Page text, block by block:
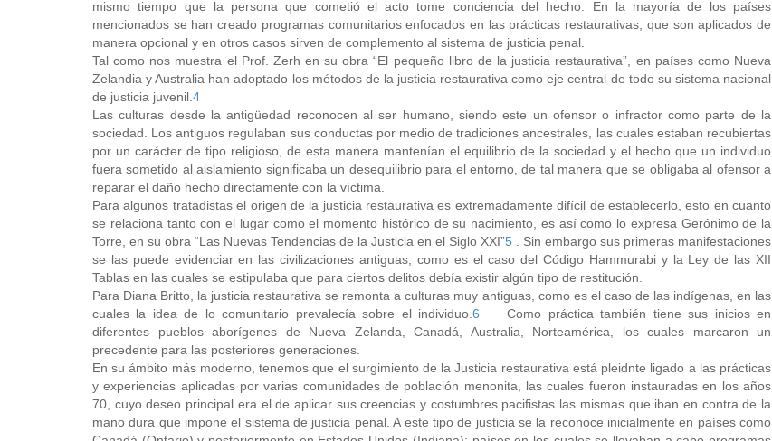
mismo tiempo que la persona que cometió el acto tome conciencia del hecho. En la mayoría de los países
mencionados se han creado programas comunitarios enfocados en las prácticas restaurativas, que son aplicados de
manera opcional y en otros casos sirven de complemento al sistema de justicia penal.
Tal como nos muestra el Prof. Zerh en su obra “El pequeño libro de la justicia restaurativa”, en países como Nueva
Zelandia y Australia han adoptado los métodos de la justicia restaurativa como eje central de todo su sistema nacional
de justicia juvenil. 4
Las culturas desde la antigüedad reconocen al ser humano, siendo este un ofensor o infractor como parte de la
sociedad. Los antiguos regulaban sus conductas por medio de tradiciones ancestrales, las cuales estaban recubiertas
por un carácter de tipo religioso, de esta manera mantenían el equilibrio de la sociedad y el hecho que un individuo
fuera sometido al aislamiento significaba un desequilibrio para el entorno, de tal manera que se obligaba al ofensor a
reparar el daño hecho directamente con la víctima.
Para algunos tratadistas el origen de la justicia restaurativa es extremadamente difícil de establecerlo, esto en cuanto
se relaciona tanto con el lugar como el momento histórico de su nacimiento, es así como lo expresa Gerónimo de la
Torre, en su obra “Las Nuevas Tendencias de la Justicia en el Siglo XXI”5
. Sin embargo sus primeras manifestaciones
se las puede evidenciar en las civilizaciones antiguas, como es el caso del Código Hammurabi y la Ley de las XII
Tablas en las cuales se estipulaba que para ciertos delitos debía existir algún tipo de restitución.
Para Diana Britto, la justicia restaurativa se remonta a culturas muy antiguas, como es el caso de las indígenas, en las
cuales la idea de lo comunitario prevalecía sobre el individuo.6
Como práctica también tiene sus inicios en
diferentes pueblos aborígenes de Nueva Zelanda, Canadá, Australia, Norteamérica, los cuales marcaron un
precedente para las posteriores generaciones.
En su ámbito más moderno, tenemos que el surgimiento de la Justicia restaurativa está pleidnte ligado a las prácticas
y experiencias aplicadas por varias comunidades de población menonita, las cuales fueron instauradas en los años
70, cuyo deseo principal era el de aplicar sus creencias y costumbres pacifistas las mismas que iban en contra de la
mano dura que impone el sistema de justicia penal. A este tipo de justicia se la reconoce inicialmente en países como